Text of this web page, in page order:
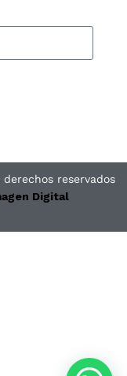
reservados
Digital